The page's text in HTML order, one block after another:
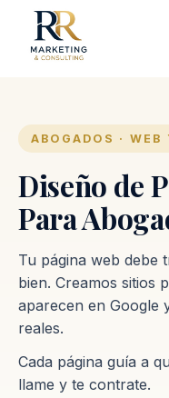
Industrias
Proceso
Contacto
ABOGADOS · WEB
Diseño de
Para
Tu página web debe
bien. Creamos sitios
aparecen en Google
reales.
Cada página guía a
llame y te contrate.